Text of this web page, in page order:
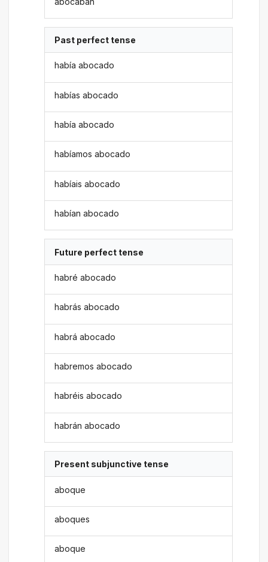
Past perfect tense
había abocado
habías abocado
había abocado
habíamos abocado
habíais abocado
habían abocado
Future perfect tense
habré abocado
habrás abocado
habrá abocado
habremos abocado
habréis abocado
habrán abocado
Present subjunctive tense
aboque
aboques
aboque